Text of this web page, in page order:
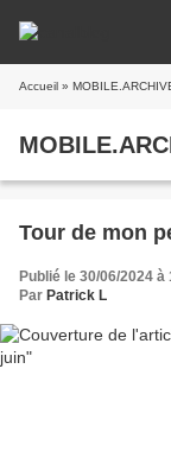
Accueil »
Tour de mon
Publié le 30/06/2024 à
Par Patrick L